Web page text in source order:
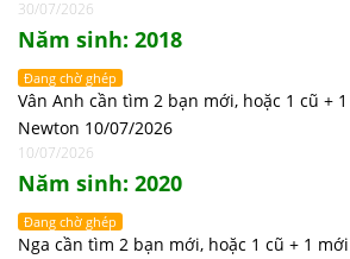
30/07/2026
Năm sinh: 2018
Đang chờ ghép
Vân Anh cần tìm 2 bạn mới, hoặc 1 cũ + 1
Newton 10/07/2026
10/07/2026
Năm sinh: 2020
Đang chờ ghép
Nga cần tìm 2 bạn mới, hoặc 1 cũ + 1